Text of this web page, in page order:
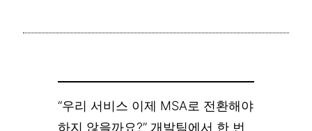
“우리 서비스 이제 MSA로 전환해야
하지 않을까요?” 개발팀에서 한 번